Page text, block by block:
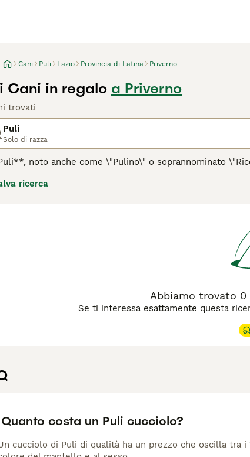
Cani Puli Lazio Provincia di Latina Priverno
Cani in regalo a Priverno
trovati
Puli
Solo di razza
noto anche come \"Pulino\" o soprannominato
dreadlocks naturali, un aspetto unico che richiede una
e intelligente. È un cane energico, fedele e molto
lunghe passeggiate quotidiane. Il Puli è noto per le
riservato con gli estranei ma molto affettuoso con la
specializzata, che consiste nella separazione
chiave più cercate in Italia ci sono \"puli pelo corto\",
per il suo carattere e le caratteristiche fisiche,
ricerca
Abbiamo trovato 0
Se ti interessa esattamente questa
Quanto costa un Puli cucciolo?
cucciolo di Puli di qualità ha un prezzo che oscilla tra